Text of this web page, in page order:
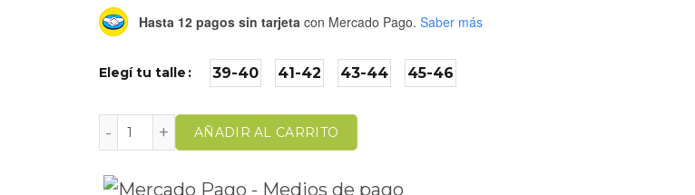
Hasta 12 pagos sin tarjeta con Mercado Pago. Saber más
Elegí tu talle 39-40 41-42 43-44 45-46
AÑADIR AL CARRITO